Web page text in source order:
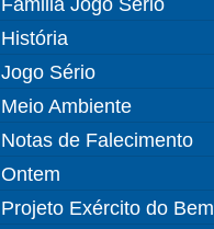
História
Jogo Sério
Meio Ambiente
Notas de Falecimento
Ontem
Projeto Exército do Bem